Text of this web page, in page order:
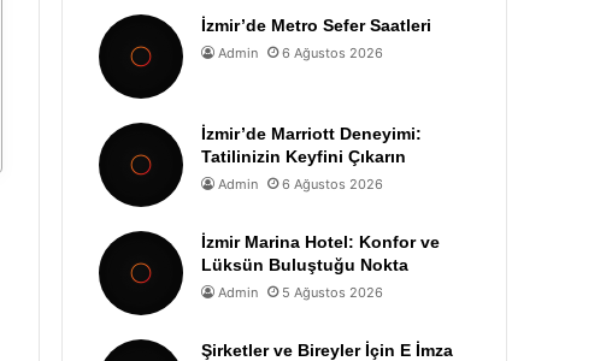
İzmir’de Metro Sefer Saatleri
Admin 6 Ağustos 2026
İzmir’de Marriott Deneyimi:
Tatilinizin Keyfini Çıkarın
Admin 6 Ağustos 2026
İzmir Marina Hotel: Konfor ve
Lüksün Buluştuğu Nokta
Admin 5 Ağustos 2026
Şirketler ve Bireyler İçin E İmza